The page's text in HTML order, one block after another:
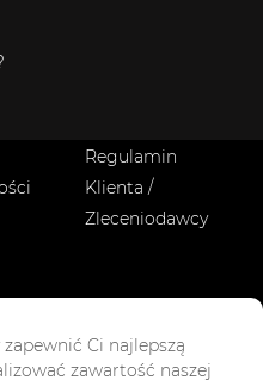
Regulamin
Klienta /
Zleceniodawcy
Zostań
Partnerem
Ci najlepszą
zawartość naszej